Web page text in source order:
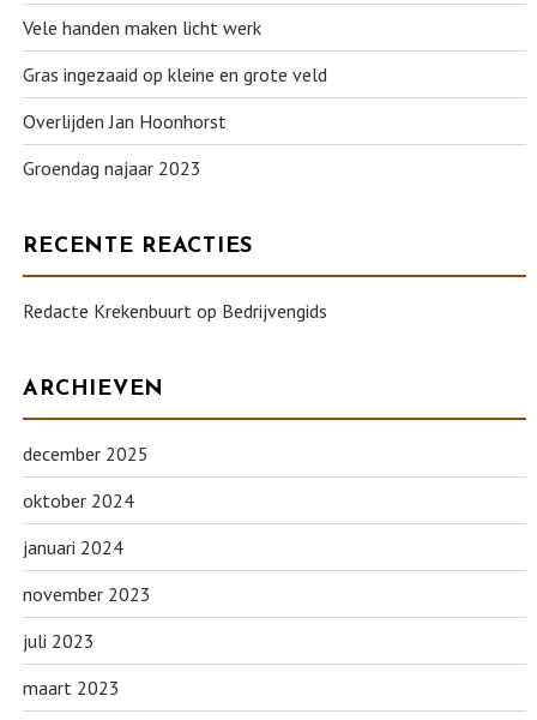
Vele handen maken licht werk
Gras ingezaaid op kleine en grote veld
Overlijden Jan Hoonhorst
Groendag najaar 2023
RECENTE REACTIES
Redacte Krekenbuurt op Bedrijvengids
ARCHIEVEN
december 2025
oktober 2024
januari 2024
november 2023
juli 2023
maart 2023